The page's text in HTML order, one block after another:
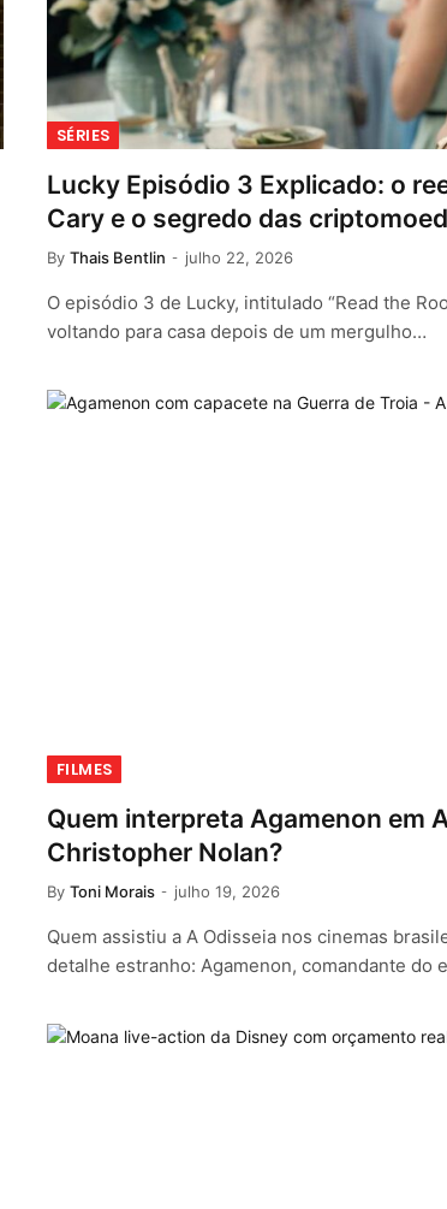
SÉRIES
Lucky Episódio 3 Explicado: o
Cary e o segredo das
By Thais Bentlin julho 22, 2026
O episódio 3 de Lucky, intitulado “Read the
voltando para casa depois de um mergulho…
FILMES
Quem interpreta Agamenon em
Christopher Nolan?
By Toni Morais julho 19, 2026
Quem assistiu a A Odisseia nos cinemas
detalhe estranho: Agamenon, comandante do